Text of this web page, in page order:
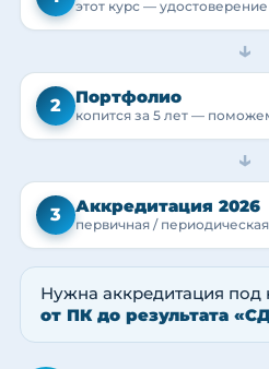
этот курс —
→
2 Портфолио
копится за 5 лет —
→
3 Аккредитация 2026
первичная /
Нужна аккредитация под
от ПК до результата